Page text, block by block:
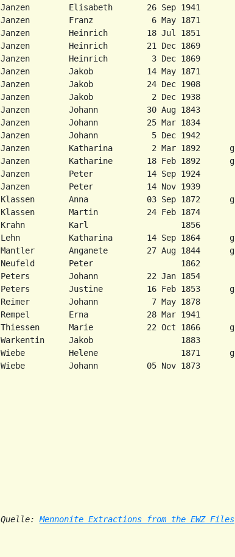
Janzen        Elisabeth       26 Sep 1941
Janzen        Franz            6 May 1871
Janzen        Heinrich        18 Jul 1851
Janzen        Heinrich        21 Dec 1869
Janzen        Heinrich         3 Dec 1869
Janzen        Jakob           14 May 1871
Janzen        Jakob           24 Dec 1908
Janzen        Jakob            2 Dec 1938
Janzen        Johann          30 Aug 1843
Janzen        Johann          25 Mar 1834
Janzen        Johann           5 Dec 1942
Janzen        Katharina        2 Mar 1892
Janzen        Katharine       18 Feb 1892
Janzen        Peter           14 Sep 1924
Janzen        Peter           14 Nov 1939
Klassen       Anna            03 Sep 1872
Klassen       Martin          24 Feb 1874
Krahn         Karl                   1856
Lehn          Katharina       14 Sep 1864
Mantler       Anganete        27 Aug 1844
Neufeld       Peter                  1862
Peters        Johann          22 Jan 1854
Peters        Justine         16 Feb 1853
Reimer        Johann           7 May 1878
Rempel        Erna            28 Mar 1941
Thiessen      Marie           22 Oct 1866
Warkentin     Jakob                  1883
Wiebe         Helene                 1871
Wiebe         Johann          05 Nov 1873
Quelle: Mennonite Extractions from the EWZ Files